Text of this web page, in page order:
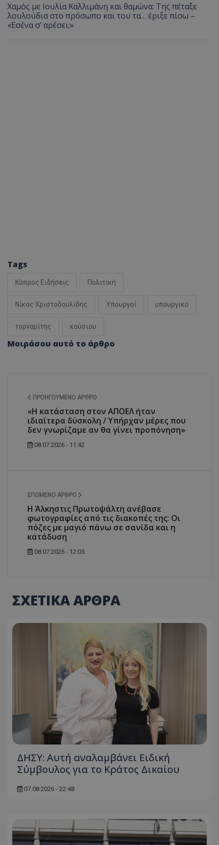
Χαμός με Ιουλία Καλλιμάνη και θαμώνα: Της πέταξε
λουλούδια στο πρόσωπο και του τα… έριξε πίσω –
«Εσένα σ’ αρέσει;»
Tags
Κύπρος Ειδήσεις Πολιτική
Νίκος Χριστοδουλίδης Υπουργοί υπουργικό
τορναρίτης κούσιου
Μοιράσου αυτό το άρθρο
ΠΡΟΗΓΟΎΜΕΝΟ ΆΡΘΡΟ
«Η κατάσταση στον ΑΠΟΕΛ ήταν
ιδιαίτερα δύσκολη / Υπήρχαν μέρες που
δεν γνωρίζαμε αν θα γίνει προπόνηση»
08.07.2026 - 11:42
ΕΠΌΜΕΝΟ ΆΡΘΡΟ
Η Άλκηστις Πρωτοψάλτη ανέβασε
φωτογραφίες από τις διακοπές της: Οι
πόζες με μαγιό πάνω σε σανίδα και η
κατάδυση
08.07.2026 - 12:05
ΣΧΕΤΙΚΑ ΑΡΘΡΑ
ΔΗΣΥ: Αυτή αναλαμβάνει Ειδική
Σύμβουλος για το Κράτος Δικαίου
07.08.2026 - 22:48